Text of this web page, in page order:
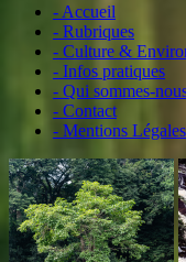
- Accueil
- Rubriques
- Culture &
- Infos pratiques
- Qui sommes-
- Contact
- Mentions Légales